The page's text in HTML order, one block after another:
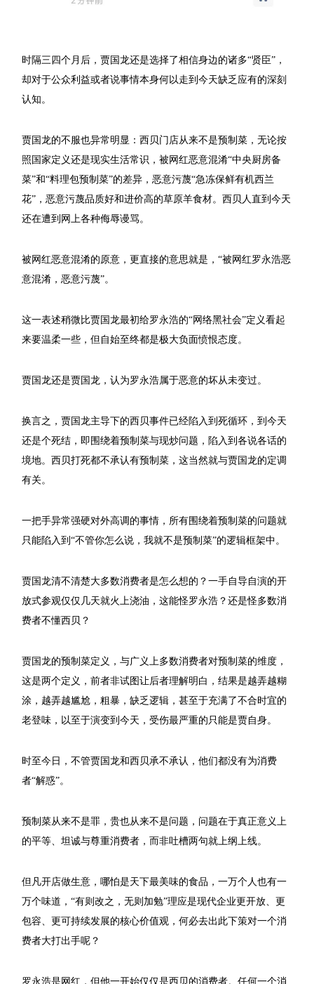
时隔三四个月后，贾国龙还是选择了相信身边的诸多“贤臣”，
却对于公众利益或者说事情本身何以走到今天缺乏应有的深刻
认知。
贾国龙的不服也异常明显：西贝门店从来不是预制菜，无论按
照国家定义还是现实生活常识，被网红恶意混淆“中央厨房备
菜”和“料理包预制菜”的差异，恶意污蔑“急冻保鲜有机西兰
花”，恶意污蔑品质好和进价高的草原羊食材。西贝人直到今天
还在遭到网上各种侮辱谩骂。
被网红恶意混淆的原意，更直接的意思就是，“被网红罗永浩恶
意混淆，恶意污蔑”。
这一表述稍微比贾国龙最初给罗永浩的“网络黑社会”定义看起
来要温柔一些，但自始至终都是极大负面愤恨态度。
贾国龙还是贾国龙，认为罗永浩属于恶意的坏从未变过。
换言之，贾国龙主导下的西贝事件已经陷入到死循环，到今天
还是个死结，即围绕着预制菜与现炒问题，陷入到各说各话的
境地。西贝打死都不承认有预制菜，这当然就与贾国龙的定调
有关。
一把手异常强硬对外高调的事情，所有围绕着预制菜的问题就
只能陷入到“不管你怎么说，我就不是预制菜”的逻辑框架中。
贾国龙清不清楚大多数消费者是怎么想的？一手自导自演的开
放式参观仅仅几天就火上浇油，这能怪罗永浩？还是怪多数消
费者不懂西贝？
贾国龙的预制菜定义，与广义上多数消费者对预制菜的维度，
这是两个定义，前者非试图让后者理解明白，结果是越弄越糊
涂，越弄越尴尬，粗暴，缺乏逻辑，甚至于充满了不合时宜的
老登味，以至于演变到今天，受伤最严重的只能是贾自身。
时至今日，不管贾国龙和西贝承不承认，他们都没有为消费
者“解惑”。
预制菜从来不是罪，贵也从来不是问题，问题在于真正意义上
的平等、坦诚与尊重消费者，而非吐槽两句就上纲上线。
但凡开店做生意，哪怕是天下最美味的食品，一万个人也有一
万个味道，“有则改之，无则加勉”理应是现代企业更开放、更
包容、更可持续发展的核心价值观，何必去出此下策对一个消
费者大打出手呢？
罗永浩是网红，但他一开始仅仅是西贝的消费者。任何一个消